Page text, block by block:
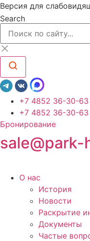
Перейти
к
содержимому
Версия для
Search
+7 4852 36-30-63
+7 4852 36-30-63
Бронирование
sale@park-
О нас
История
Новости
Раскрытие
Документы
Частые